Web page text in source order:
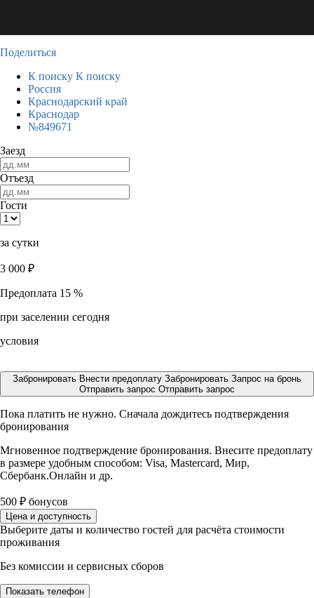
Поделиться
К поиску К поиску
Россия
Краснодарский край
Краснодар
№849671
Заезд
Отъезд
Гости
за сутки
3 000 ₽
Предоплата 15 %
при заселении сегодня
условия
Забронировать Внести предоплату Забронировать Запрос на бронь
Отправить запрос Отправить запрос
Пока платить не нужно. Сначала дождитесь подтверждения
бронирования
Мгновенное подтверждение бронирования. Внесите предоплату
в размере удобным способом: Visa, Mastercard, Мир,
Сбербанк.Онлайн и др.
500 ₽ бонусов
Цена и доступность
Выберите даты и количество гостей для расчёта стоимости
проживания
Без комиссии и сервисных сборов
Показать телефон